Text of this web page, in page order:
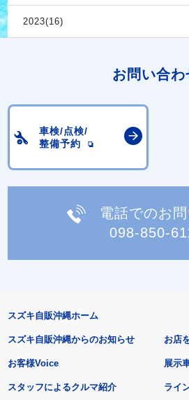
2023(16)
お問い合わ
車検/点検/
整備予約
電話でのお
098-850-
スズキ自販沖縄ホーム
スズキ自販沖縄からのお知らせ
お客様Voice
スタッフによるクルマ紹介
お店
展示
ライ